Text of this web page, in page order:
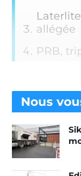
allégée
PRB,
Master
Saint-
qualités
Nous